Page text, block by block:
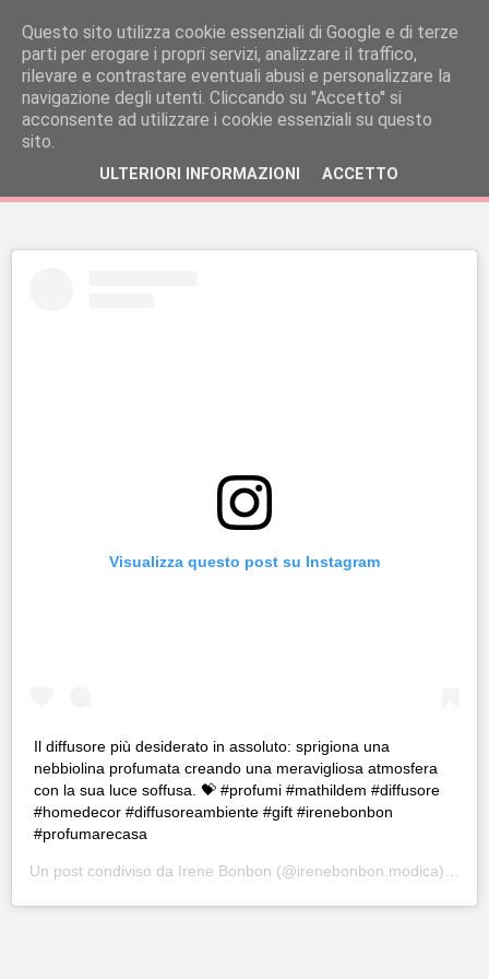
Visualizza questo post su Instagram
Il diffusore più desiderato in assoluto: sprigiona una
nebbiolina profumata creando una meravigliosa atmosfera
con la sua luce soffusa. 💝 #profumi #mathildem #diffusore
#homedecor #diffusoreambiente #gift #irenebonbon
#profumarecasa
Un post condiviso da Irene Bonbon (@irenebonbon.modica) in data:
Questo sito utilizza cookie essenziali di Google e di terze
parti per erogare i propri servizi, analizzare il traffico,
rilevare e contrastare eventuali abusi e personalizzare la
navigazione degli utenti. Cliccando su ''Accetto'' si
acconsente ad utilizzare i cookie essenziali su questo
sito.
ULTERIORI INFORMAZIONI ACCETTO